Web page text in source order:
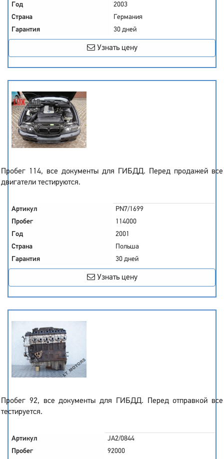
Год
2003
Страна
Германия
Гарантия
30 дней
Узнать цену
Пробег 114, все документы для ГИБДД. Перед продажей все
двигатели тестируются.
Артикул
PN7/1699
Пробег
114000
Год
2001
Страна
Польша
Гарантия
30 дней
Узнать цену
Пробег 92, все документы для ГИБДД. Перед отправкой все
тестируется.
Артикул
JA2/0844
Пробег
92000